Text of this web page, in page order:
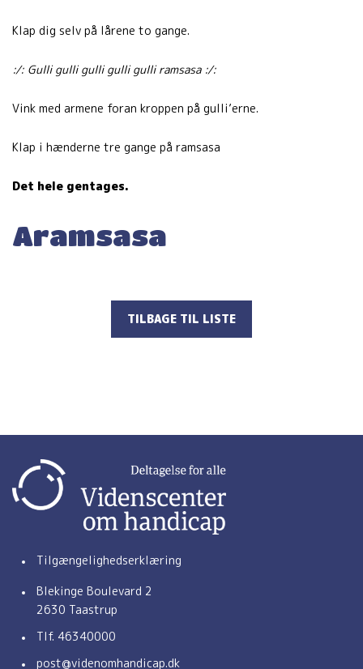
Klap dig selv på lårene to gange.
:/: Gulli gulli gulli gulli gulli ramsasa :/:
Vink med armene foran kroppen på gulli’erne.
Klap i hænderne tre gange på ramsasa
Det hele gentages.
Aramsasa
TILBAGE TIL LISTE
Tilgængelighedserklæring
Blekinge Boulevard 2
2630 Taastrup
Tlf. 46340000
post@videnomhandicap.dk(åbner e-mail-applikation)